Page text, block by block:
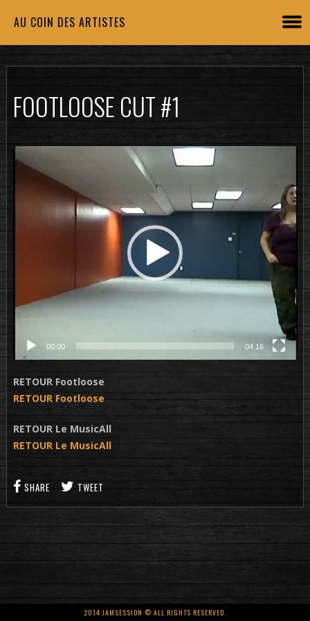
AU COIN DES ARTISTES
FOOTLOOSE CUT #1
Lecteur
vidéo
00:00 04:16
RETOUR Footloose
RETOUR Footloose
RETOUR Le MusicAll
RETOUR Le MusicAll
SHARE TWEET
2014 JAMSESSION © ALL RIGHTS RESERVED.